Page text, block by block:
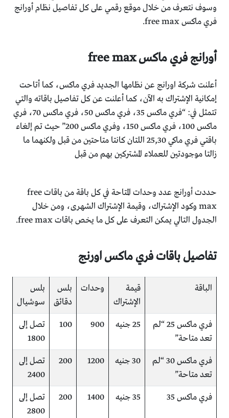
وسوف نتعرف من خلال موقع رقمي على كل تفاصيل نظام أورانج
فري ماكس free max.
أورانج فري ماكس free max
أعلنت شركة اورانج عن نظامها الجديد فري ماكس، كما أتاحت
إمكانية الإشتراك به الآن، كما أعلنت عن كل تفاصيل باقاته والتي
تتمثل في: “فري ماكس 35، فري ماكس 50، فري ماكس 70، فري
ماكس 100، فري ماكس 150، وفري ماكس 200” حيث تم إلغاء
باقتي فري ماكي 25,30 اللتان كانتا متاحتين من قبل ولكنهما ما
زالتا موجودتين للعملاء المشتركين بهم من قبل
حددت أورانج عدد وحدات المتاحة في كل باقة من باقات free
max وكود الإشتراك، وقيمة الإشتراك الشهرى، ومن خلال
الجدول التالي يمكن التعرف على كل ما يخص باقات free max.
تفاصيل باقات فري ماكس اورنج
الباقة
قيمة
الإشتراك
وحدات
بلس
دقائق
بلس
سوشيال
فري ماكس 25 “لم
تعد متاحة”
25 جنيه 900
100
تصل إلى
1800
فري ماكس 30 “لم
تعد متاحة”
30 جنيه 1200
200
تصل إلى
2400
فري ماكس 35 35 جنيه 1400
200
تصل إلى
2800